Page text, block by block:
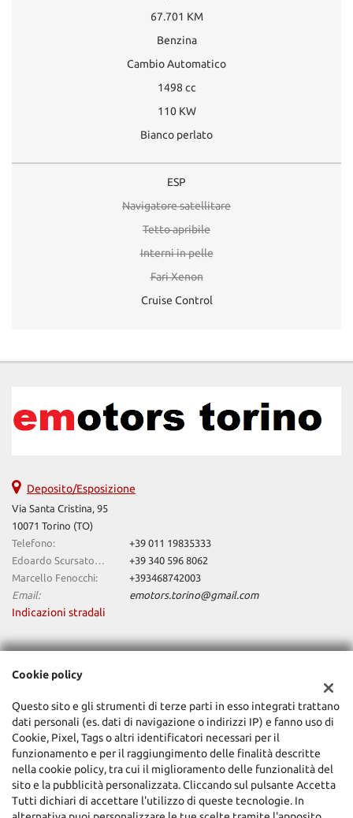
67.701 KM
Benzina
Cambio Automatico
1498 cc
110 KW
Bianco perlato
ESP
Navigatore satellitare
Tetto apribile
Interni in pelle
Fari Xenon
Cruise Control
Deposito/Esposizione
Via Santa Cristina, 95
10071 Torino (TO)
Telefono:
+39 011 19835333
Edoardo Scursatone:
+39 340 596 8062
Marcello Fenocchi:
+393468742003
Email:
emotors.torino@gmail.com
Indicazioni stradali
Dati fiscali:
Via Artigiani 26 Balangero (To)
C.F/P.IVA:11514800017
Registro delle imprese:TO
Cookie policy
Questo sito e gli strumenti di terze parti in esso integrati trattano
dati personali (es. dati di navigazione o indirizzi IP) e fanno uso di
Cookie, Pixel, Tags o altri identificatori necessari per il
funzionamento e per il raggiungimento delle finalità descritte
nella cookie policy, tra cui il miglioramento delle funzionalità del
sito e la pubblicità personalizzata. Cliccando sul pulsante Accetta
Tutti dichiari di accettare l'utilizzo di queste tecnologie. In